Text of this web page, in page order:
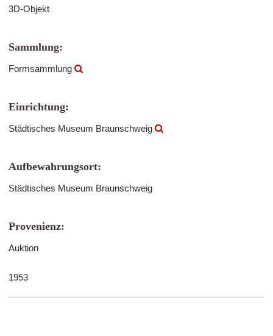
3D-Objekt
Sammlung:
Formsammlung
Einrichtung:
Städtisches Museum Braunschweig
Aufbewahrungsort:
Städtisches Museum Braunschweig
Provenienz:
Auktion
1953